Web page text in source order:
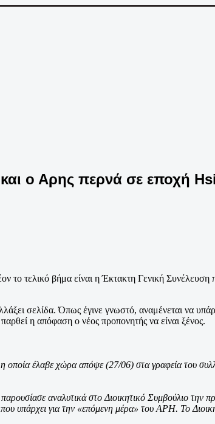
και ο Αρης περνά σε εποχή
τελικό βήμα είναι η Έκτακτη Γενική
σελίδα. Όπως έγινε γνωστό, αναμένεται να
η απόφαση ο νέος προπονητής να είναι ξένος.
έλαβε χώρα απόψε (27/06) στα γραφεία του
αναλυτικά στο Διοικητικό Συμβούλιο την
υπάρχει για την «επόμενη μέρα» του ΑΡΗ. Το